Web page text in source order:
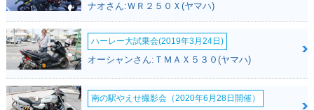
ナオさん:ＷＲ２５０Ｘ(ヤマハ)
ハーレー大試乗会(2019年3月24日)
オーシャンさん:ＴＭＡＸ５３０(ヤマハ)
南の駅やえせ撮影会（2020年6月28日開催）